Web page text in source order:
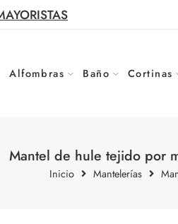
Alfombras Baño Cortinas
Mantel de hule tejido por
Inicio Mantelerías